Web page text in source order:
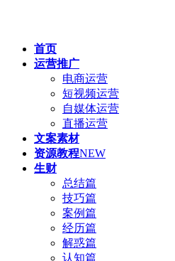
首页
运营推广
电商运营
短视频运营
自媒体运营
直播运营
文案素材
资源教程NEW
生财
总结篇
技巧篇
案例篇
经历篇
解惑篇
认知篇